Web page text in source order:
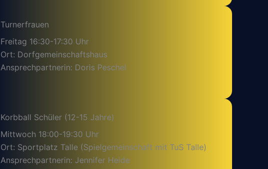
Turnerfrauen
Freitag 16:30-17:30 Uhr
Ort: Dorfgemeinschaftshaus
Ansprechpartnerin: Doris Peschel
Korbball Schüler (12-15 Jahre)
Mittwoch 18:00-19:30 Uhr
Ort: Sportplatz Talle (Spielgemeinschaft mit TuS Talle)
Ansprechpartnerin: Jennifer Heide